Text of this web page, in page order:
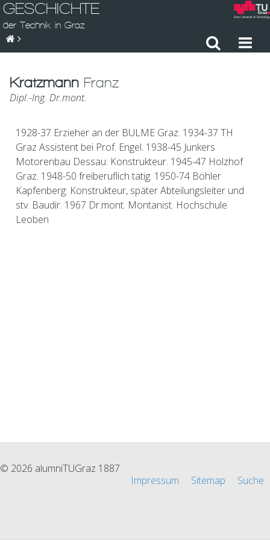
GESCHICHTE
der Technik in Graz
Kratzmann Franz
Dipl.-Ing. Dr.mont.
1928-37 Erzieher an der BULME Graz. 1934-37 TH
Graz Assistent bei Prof. Engel. 1938-45 Junkers
Motorenbau Dessau: Konstrukteur. 1945-47 Holzhof
Graz. 1948-50 freiberuflich tätig. 1950-74 Böhler
Kapfenberg: Konstrukteur, später Abteilungsleiter und
stv. Baudir. 1967 Dr.mont. Montanist. Hochschule
Leoben
© 2026 alumniTUGraz 1887
Impressum
Sitemap Suche